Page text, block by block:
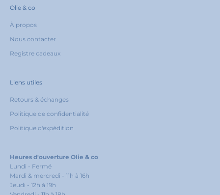
Olie & co
À propos
Nous contacter
Registre cadeaux
Liens utiles
Retours & échanges
Politique de confidentialité
Politique d'expédition
Heures d'ouverture Olie & co
Lundi - Fermé
Mardi & mercredi - 11h à 16h
Jeudi - 12h à 19h